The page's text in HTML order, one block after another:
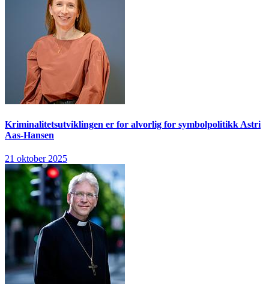
Kriminalitetsutviklingen er for alvorlig for symbolpolitikk Astri
Aas-Hansen
21 oktober 2025